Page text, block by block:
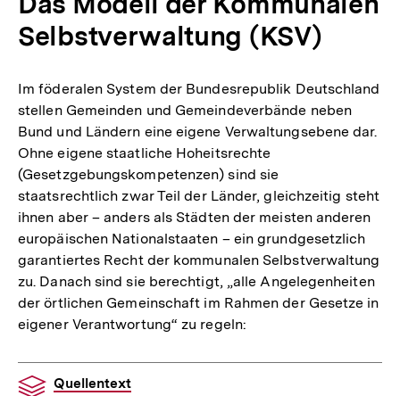
Selbstverwaltung (KSV)
Im föderalen System der Bundesrepublik Deutschland
stellen Gemeinden und Gemeindeverbände neben
Bund und Ländern eine eigene Verwaltungsebene dar.
Ohne eigene staatliche Hoheitsrechte
(Gesetzgebungskompetenzen) sind sie
staatsrechtlich zwar Teil der Länder, gleichzeitig steht
ihnen aber – anders als Städten der meisten anderen
europäischen Nationalstaaten – ein grundgesetzlich
garantiertes Recht der kommunalen Selbstverwaltung
zu. Danach sind sie berechtigt, „alle Angelegenheiten
der örtlichen Gemeinschaft im Rahmen der Gesetze in
eigener Verantwortung“ zu regeln:
Quellentext